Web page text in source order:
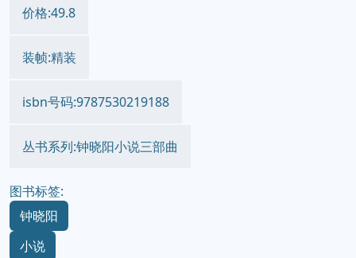
价格:49.8
装帧:精装
isbn号码:9787530219188
丛书系列:钟晓阳小说三部曲
图书标签:
钟晓阳
小说